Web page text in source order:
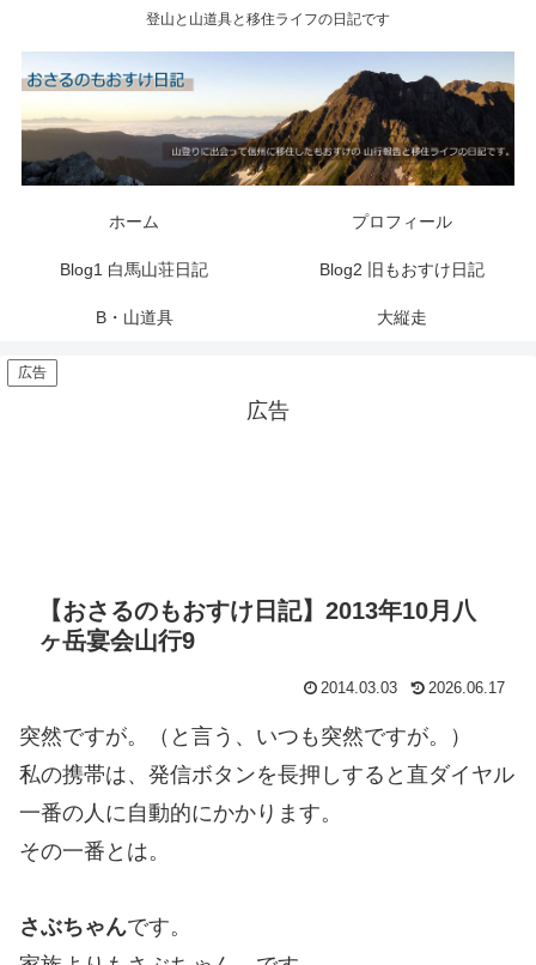
登山と山道具と移住ライフの日記です
ホーム プロフィール
Blog1 白馬山荘日記 Blog2 旧もおすけ日記
B・山道具 大縦走
広告
広告
【おさるのもおすけ日記】2013年10月八
ヶ岳宴会山行9
2014.03.03 2026.06.17
突然ですが。（と言う、いつも突然ですが。）
私の携帯は、発信ボタンを長押しすると直ダイヤル
一番の人に自動的にかかります。
その一番とは。
さぶちゃんです。